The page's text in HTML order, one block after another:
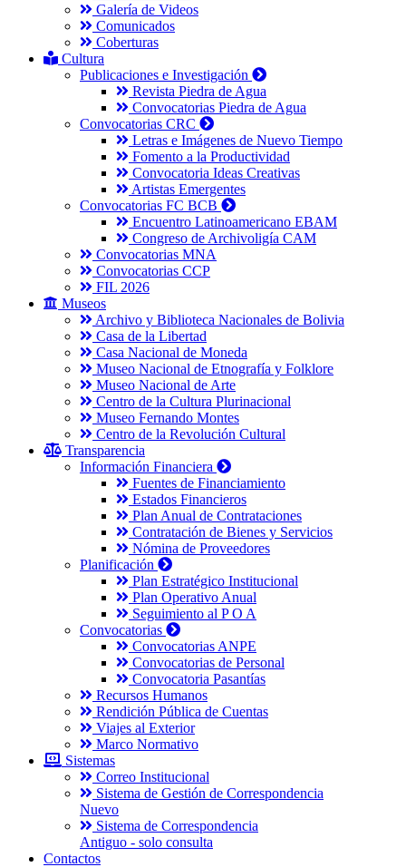
Galería de Videos
Comunicados
Coberturas
Cultura
Publicaciones e Investigación
Revista Piedra de Agua
Convocatorias Piedra de Agua
Convocatorias CRC
Letras e Imágenes de Nuevo Tiempo
Fomento a la Productividad
Convocatoria Ideas Creativas
Artistas Emergentes
Convocatorias FC BCB
Encuentro Latinoamericano EBAM
Congreso de Archivoligía CAM
Convocatorias MNA
Convocatorias CCP
FIL 2026
Museos
Archivo y Biblioteca Nacionales de Bolivia
Casa de la Libertad
Casa Nacional de Moneda
Museo Nacional de Etnografía y Folklore
Museo Nacional de Arte
Centro de la Cultura Plurinacional
Museo Fernando Montes
Centro de la Revolución Cultural
Transparencia
Información Financiera
Fuentes de Financiamiento
Estados Financieros
Plan Anual de Contrataciones
Contratación de Bienes y Servicios
Nómina de Proveedores
Planificación
Plan Estratégico Institucional
Plan Operativo Anual
Seguimiento al P O A
Convocatorias
Convocatorias ANPE
Convocatorias de Personal
Convocatoria Pasantías
Recursos Humanos
Rendición Pública de Cuentas
Viajes al Exterior
Marco Normativo
Sistemas
Correo Institucional
Sistema de Gestión de Correspondencia
Nuevo
Sistema de Correspondencia
Antiguo - solo consulta
Contactos